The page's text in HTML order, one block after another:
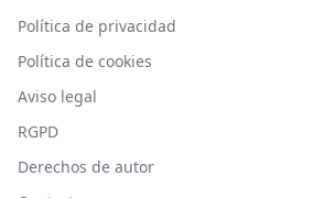
Política de privacidad
Política de cookies
Aviso legal
RGPD
Derechos de autor